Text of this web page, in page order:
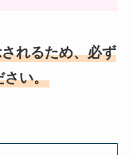
れるため、必ず
さい。